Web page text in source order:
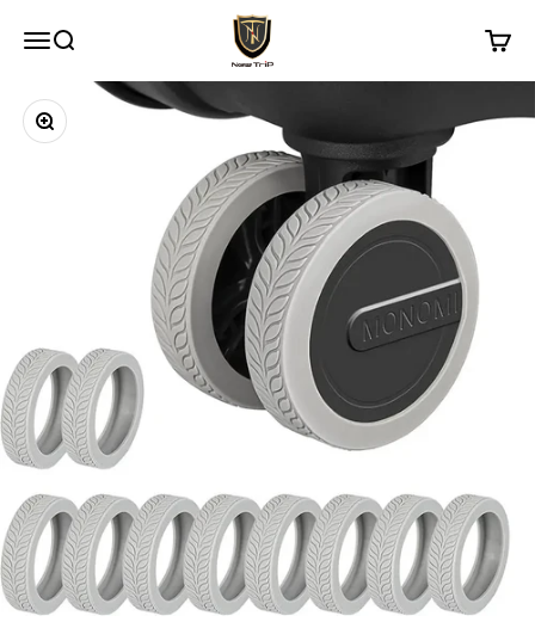
メニュー
検索
New Trip
カート
ズームイン